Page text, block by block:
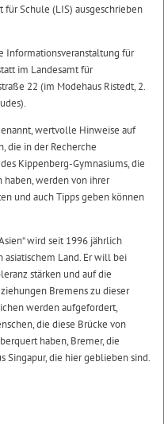
für Schule (LIS) ausgeschrieben
Informationsveranstaltung für
im Landesamt für
22 (im Modehaus Ristedt, 2.
wertvolle Hinweise auf
die in der Recherche
Kippenberg-Gymnasiums, die
werden von ihrer
und auch Tipps geben können
wird seit 1996 jährlich
Land. Er will bei
stärken und auf die
Bremens zu dieser
werden aufgefordert,
die diese Brücke von
haben, Bremer, die
Singapur, die hier geblieben sind.